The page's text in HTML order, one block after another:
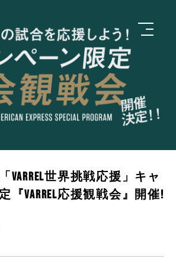
VARREL世界挑戦応援」キャ
『VARREL応援観戦会』開催!